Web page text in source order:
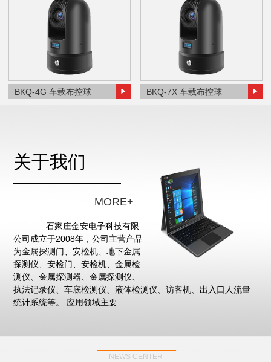
BKQ-4G 车载布控球 BKQ-7X 车载布控球
关于我们
MORE+
石家庄金安电子科技有限
公司成立于2008年，公司主营产品
为金属探测门、安检机、地下金属
探测仪、安检门、安检机、金属检
测仪、金属探测器、金属探测仪、
执法记录仪、车底检测仪、液体检测仪、访客机、出入口人流量
统计系统等。 应用领域主要...
NEWS CENTER